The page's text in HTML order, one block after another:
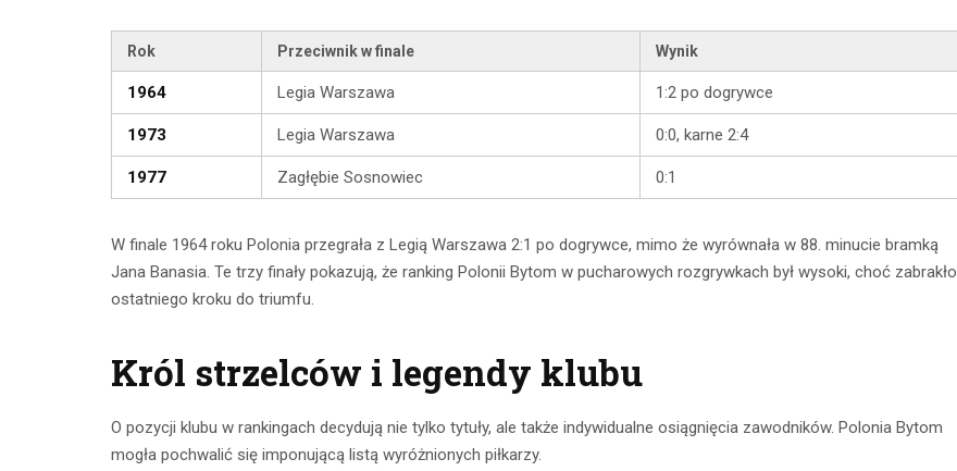
Rok Przeciwnik w finale Wynik
1964 Legia Warszawa 1:2 po dogrywce
1973 Legia Warszawa 0:0, karne 2:4
1977 Zagłębie Sosnowiec 0:1
W finale 1964 roku Polonia przegrała z Legią Warszawa 2:1 po dogrywce, mimo że wyrównała w 88. minucie bramką
Jana Banasia. Te trzy finały pokazują, że ranking Polonii Bytom w pucharowych rozgrywkach był wysoki, choć zabrakło
ostatniego kroku do triumfu.
Król strzelców i legendy klubu
O pozycji klubu w rankingach decydują nie tylko tytuły, ale także indywidualne osiągnięcia zawodników. Polonia Bytom
mogła pochwalić się imponującą listą wyróżnionych piłkarzy.